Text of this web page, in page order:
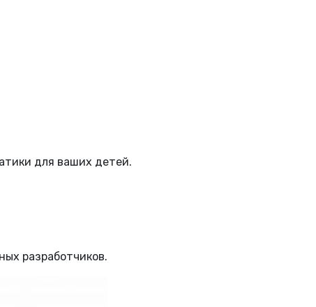
для ваших детей.
разработчиков.